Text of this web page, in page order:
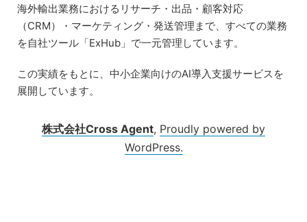
Skip
content
海外輸出業務におけるリサーチ・出品・顧客対応
（CRM）・マーケティング・発送管理まで、すべての業務
を自社ツール「ExHub」で一元管理しています。
この実績をもとに、中小企業向けのAI導入支援サービスを
展開しています。
株式会社Cross Agent, Proudly powered by
WordPress.